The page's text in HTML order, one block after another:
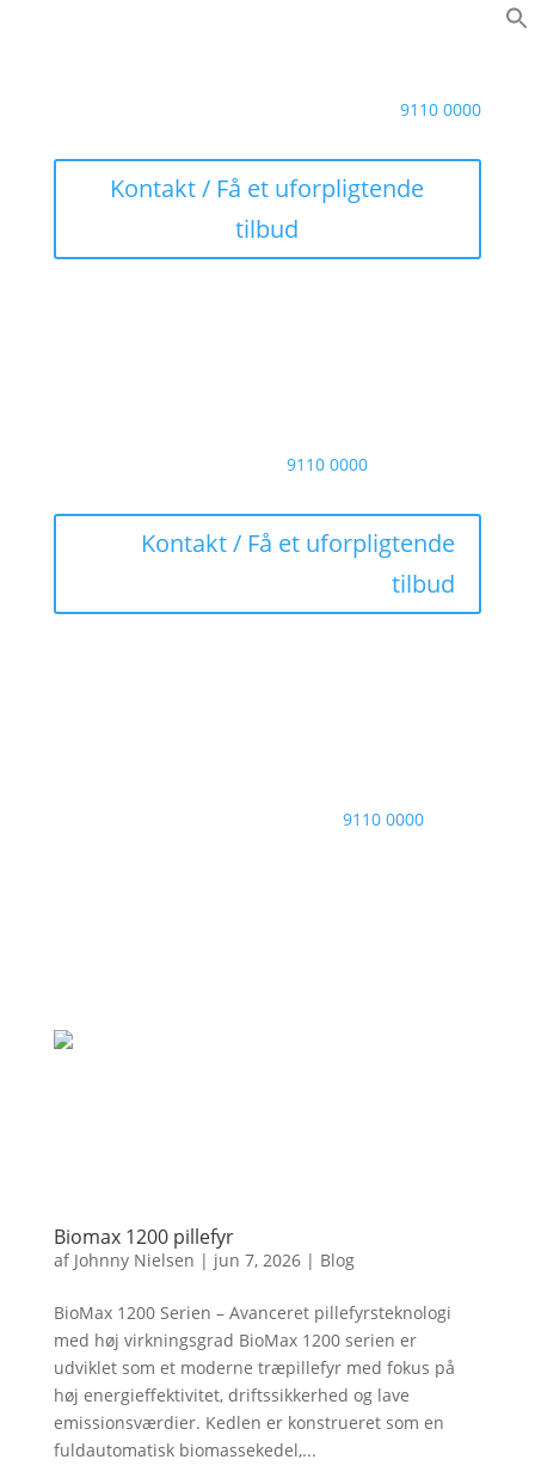
Brug for akut hjælp? Ring på9110 0000
Kontakt / Få et uforpligtende
tilbud
9110 0000
Kontakt / Få et uforpligtende
tilbud
Brug for akut hjælp? Ring på9110 0000
Biomax 1200 pillefyr
af Johnny Nielsen | jun 7, 2026| Blog
BioMax 1200 Serien – Avanceret pillefyrsteknologi
med høj virkningsgrad BioMax 1200 serien er
udviklet som et moderne træpillefyr med fokus på
høj energieffektivitet, driftssikkerhed og lave
emissionsværdier. Kedlen er konstrueret som en
fuldautomatisk biomassekedel,...